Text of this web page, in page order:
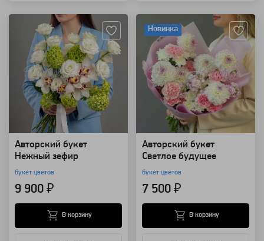
Авторский букет
Нежный зефир
букет цветов
9 900 ₽
В корзину
Новинка
Авторский букет
Светлое будущее
букет цветов
7 500 ₽
В корзину